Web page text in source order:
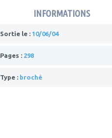
INFORMATIONS
Sortie le : 10/06/04
Pages : 298
Type : broché